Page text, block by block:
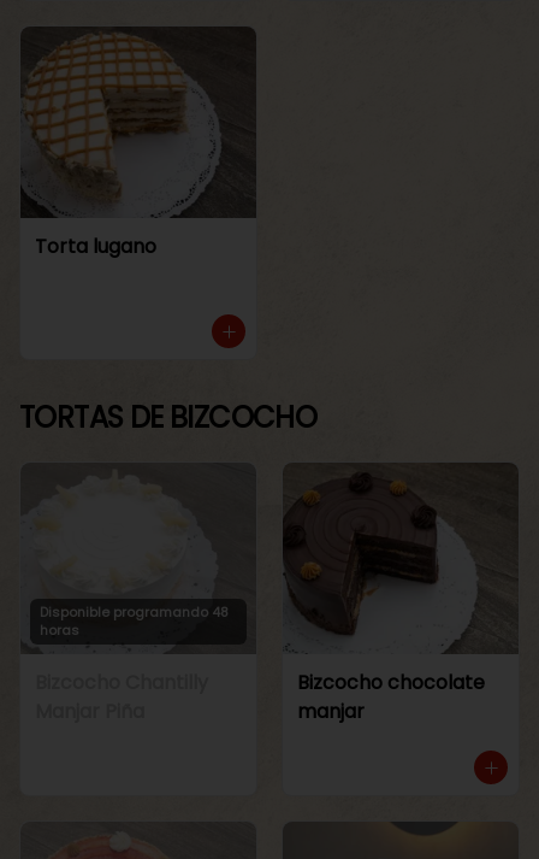
Torta lugano
TORTAS DE BIZCOCHO
Disponible programando 48
horas
Bizcocho chocolate
manjar